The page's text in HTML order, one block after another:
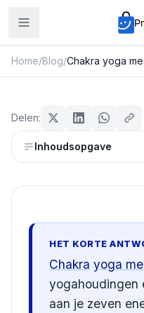
Home/Blog/
Chakra yoga
Uitgebreid
Redactie
Delen:
Inhoudsopgave
HET KORTE
Chakra yoga
yogahoudingen
aan je zeven